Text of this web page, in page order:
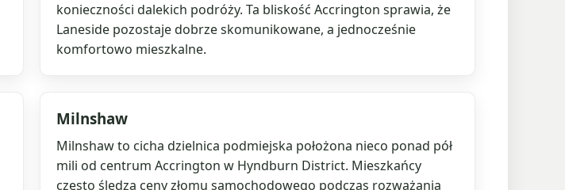
konieczności dalekich podróży. Ta bliskość Accrington sprawia, że
Laneside pozostaje dobrze skomunikowane, a jednocześnie
komfortowo mieszkalne.
Milnshaw
Milnshaw to cicha dzielnica podmiejska położona nieco ponad pół
mili od centrum Accrington w Hyndburn District. Mieszkańcy
często śledzą ceny złomu samochodowego podczas rozważania